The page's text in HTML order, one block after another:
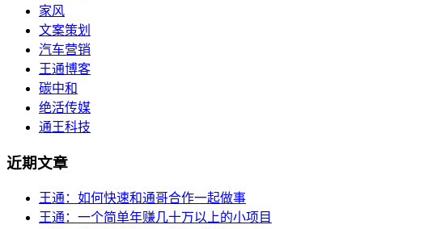
家风
文案策划
汽车营销
王通博客
碳中和
绝活传媒
通王科技
近期文章
王通：如何快速和通哥合作一起做事
王通：一个简单年赚几十万以上的小项目